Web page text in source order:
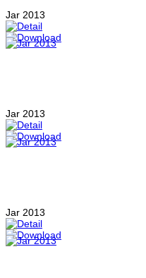
Jar 2013
Jar 2013
Jar 2013